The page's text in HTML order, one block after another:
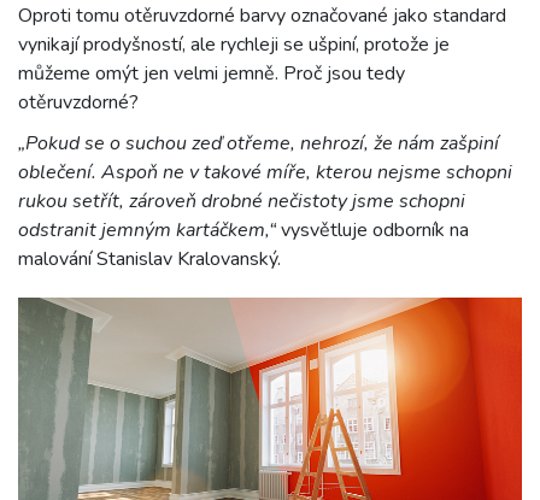
Oproti tomu otěruvzdorné barvy označované jako standard
vynikají prodyšností, ale rychleji se ušpiní, protože je
můžeme omýt jen velmi jemně. Proč jsou tedy
otěruvzdorné?
„Pokud se o suchou zeď otřeme, nehrozí, že nám zašpiní
oblečení. Aspoň ne v takové míře, kterou nejsme schopni
rukou setřít, zároveň drobné nečistoty jsme schopni
odstranit jemným kartáčkem,“vysvětluje odborník na
malování Stanislav Kralovanský.